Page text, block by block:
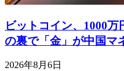
ビットコイン、1000
の裏で「金」が中国マ
2026年8月6日